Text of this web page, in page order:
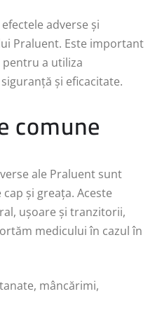
adverse și
Praluent. Este important
pentru a utiliza
și eficacitate.
comune
ale Praluent sunt
și greața. Aceste
ușoare și tranzitorii,
medicului în cazul în
mâncărimi,